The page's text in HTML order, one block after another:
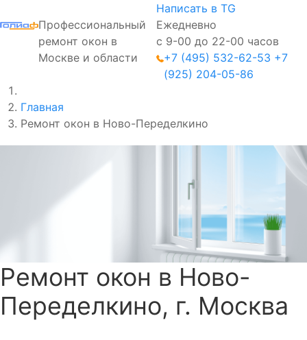
Профессиональный
ремонт окон в
Москве и области
Написать в TG
Ежедневно
с 9-00 до 22-00 часов
+7 (495) 532-62-53 +7
(925) 204-05-86
Главная
Ремонт окон в Ново-Переделкино
Ремонт окон в Ново-
Переделкино, г. Москва